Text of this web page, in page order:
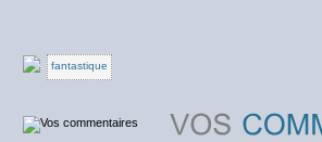
fantastique